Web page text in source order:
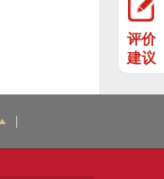
评价
建议